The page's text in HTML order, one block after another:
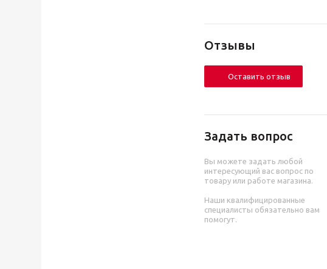
Отзывы
Оставить отзыв
Задать вопрос
Вы можете задать любой
интересующий вас вопрос по
товару или работе магазина.
Наши квалифицированные
специалисты обязательно вам
помогут.